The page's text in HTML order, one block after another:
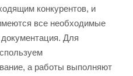
конкурентов, и
все необходимые
Для
а работы выполняют